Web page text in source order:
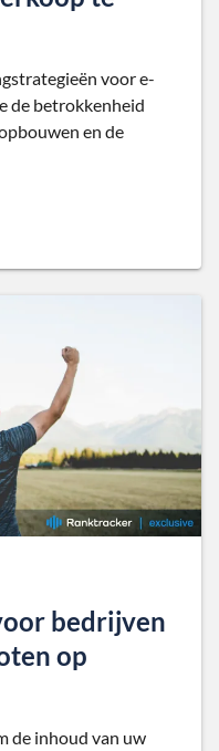
voor e-
de betrokkenheid
en de
bedrijven
op
de inhoud van uw